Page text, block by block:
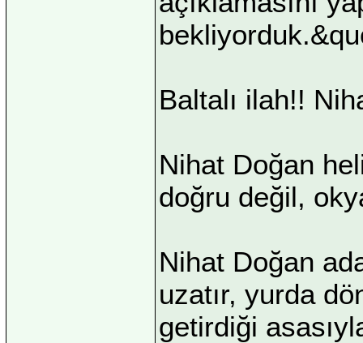
Baltalı ilah!!
Nihat Doğan
doğru değil,
Nihat Doğan
uzatır, yurda
getirdiği